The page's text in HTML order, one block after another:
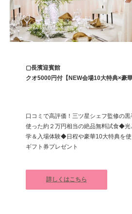
▢長濱迎賓館
クオ5000円付【NEW会場10大特典×豪
口コミで高評価！三ツ星シェフ監修の
使った約２万円相当の絶品無料試食◆光
学＆入場体験◆日程や豪華10大特典を
ギフト券プレゼント
詳しくはこちら